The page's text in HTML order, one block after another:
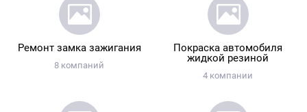
Ремонт замка зажигания
8 компаний
Покраска автомобиля
жидкой резиной
4 компании